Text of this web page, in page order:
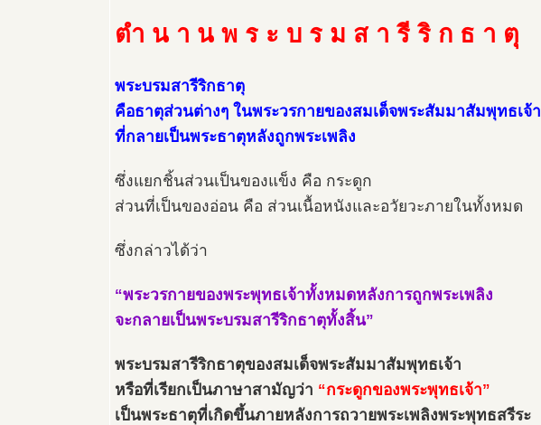
ตำ น า น พ ร ะ บ ร ม ส า รี ริ ก ธ า ตุ
พระบรมสารีริกธาตุ
คือธาตุส่วนต่างๆ ในพระวรกายของสมเด็จพระสัมมาสัมพุทธเจ้า
ที่กลายเป็นพระธาตุหลังถูกพระเพลิง
ซึ่งแยกชิ้นส่วนเป็นของแข็ง คือ กระดูก
ส่วนที่เป็นของอ่อน คือ ส่วนเนื้อหนังและอวัยวะภายในทั้งหมด
ซึ่งกล่าวได้ว่า
“พระวรกายของพระพุทธเจ้าทั้งหมดหลังการถูกพระเพลิง
จะกลายเป็นพระบรมสารีริกธาตุทั้งสิ้น”
พระบรมสารีริกธาตุของสมเด็จพระสัมมาสัมพุทธเจ้า
หรือที่เรียกเป็นภาษาสามัญว่า “กระดูกของพระพุทธเจ้า”
เป็นพระธาตุที่เกิดขึ้นภายหลังการถวายพระเพลิงพระพุทธสรีระ